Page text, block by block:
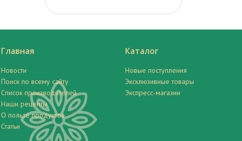
Главная
Новости
Поиск по всему сайту
Список производителей
Наши рецепты
О пользе продуктов
Статьи
Каталог
Новые поступления
Эксклюзивные товары
Экспресс-магазин